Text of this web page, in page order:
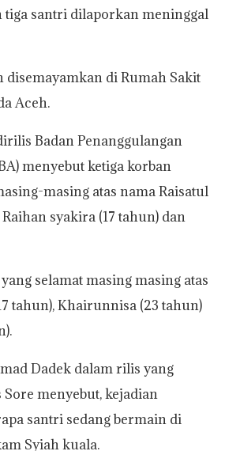
tiga santri dilaporkan meninggal
disemayamkan di Rumah Sakit
Aceh.
Badan Penanggulangan
menyebut ketiga korban
masing atas nama Raisatul
syakira (17 tahun) dan
selamat masing masing atas
tahun), Khairunnisa (23 tahun)
Dadek dalam rilis yang
menyebut, kejadian
santri sedang bermain di
Syiah kuala.